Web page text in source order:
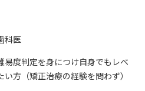
科医
判定を身につけ自身でもレベ
方（矯正治療の経験を問わず）